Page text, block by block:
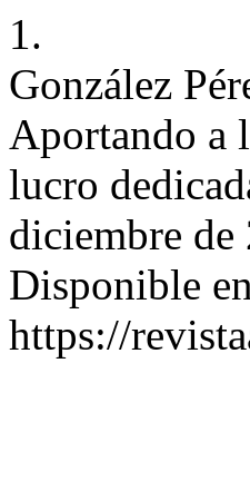
1.
González
Aportando a
lucro
diciembre
Disponible
https://